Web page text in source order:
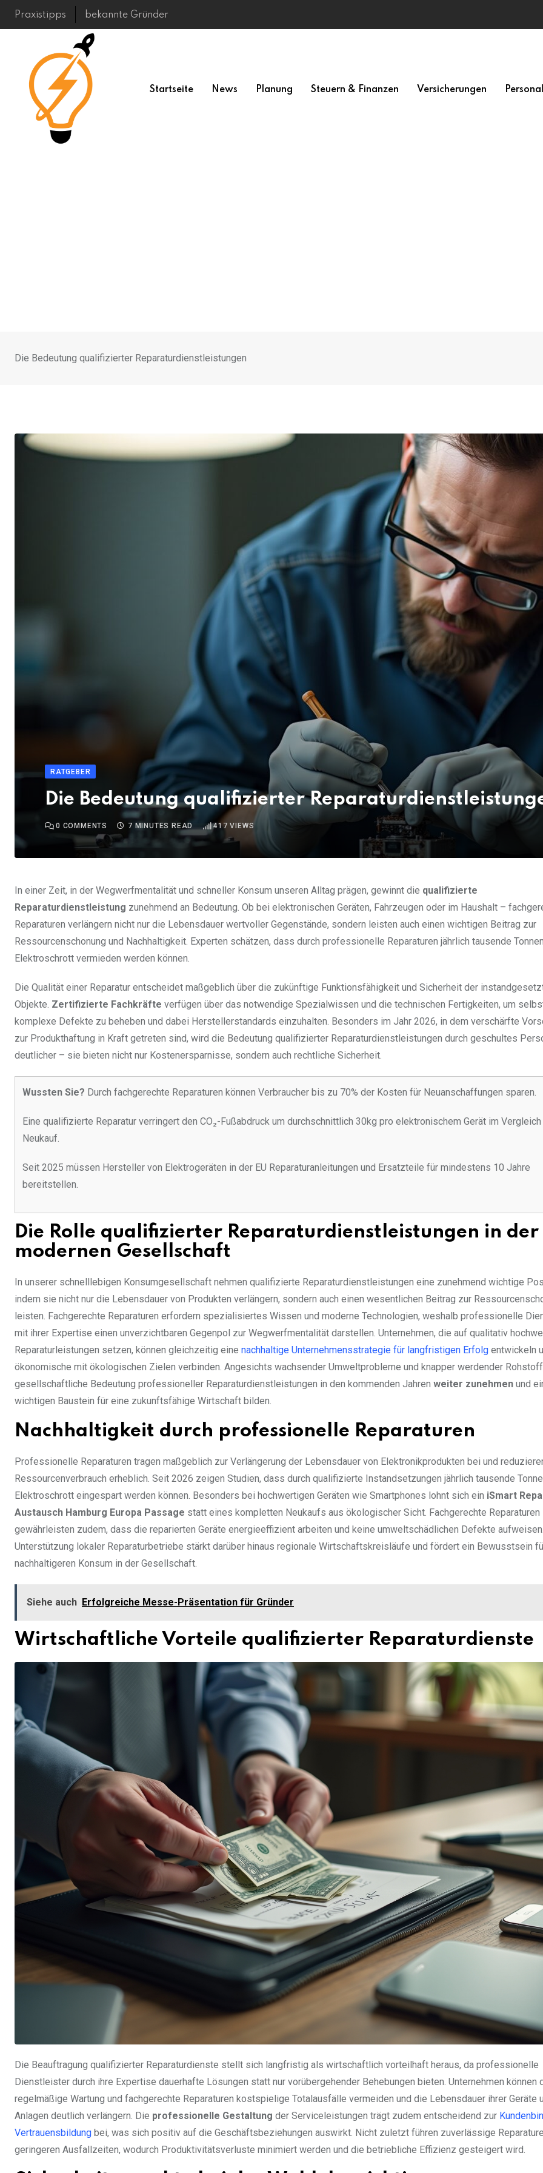
Skip
Praxistipps bekannte Gründer
Startseite News Planung Steuern & Finanzen Versicherungen Personal
Die Bedeutung qualifizierter Reparaturdienstleistungen
RATGEBER
Die Bedeutung qualifizierter
0 COMMENTS 7 MINUTES READ 417 VIEWS
In einer Zeit, in der Wegwerfmentalität und schneller Konsum unseren Alltag prägen, gewinnt die qualifizierte
Reparaturdienstleistung zunehmend an Bedeutung. Ob bei elektronischen Geräten, Fahrzeugen oder im Haushalt –
Reparaturen verlängern nicht nur die Lebensdauer wertvoller Gegenstände, sondern leisten auch einen wichtigen Beitrag zur
Ressourcenschonung und Nachhaltigkeit. Experten schätzen, dass durch professionelle Reparaturen jährlich tausende
Elektroschrott vermieden werden können.
Die Qualität einer Reparatur entscheidet maßgeblich über die zukünftige Funktionsfähigkeit und Sicherheit der
Objekte. Zertifizierte Fachkräfte verfügen über das notwendige Spezialwissen und die technischen Fertigkeiten, um
komplexe Defekte zu beheben und dabei Herstellerstandards einzuhalten. Besonders im Jahr 2026, in dem verschärfte
zur Produkthaftung in Kraft getreten sind, wird die Bedeutung qualifizierter Reparaturdienstleistungen durch geschultes
deutlicher – sie bieten nicht nur Kostenersparnisse, sondern auch rechtliche Sicherheit.
Wussten Sie? Durch fachgerechte Reparaturen können Verbraucher bis zu 70% der Kosten für Neuanschaffungen sparen.
Eine qualifizierte Reparatur verringert den CO₂-Fußabdruck um durchschnittlich 30kg pro elektronischem Gerät im
Neukauf.
Seit 2025 müssen Hersteller von Elektrogeräten in der EU Reparaturanleitungen und Ersatzteile für mindestens 10 Jahre
bereitstellen.
Die Rolle qualifizierter Reparaturdienstleistungen in der
modernen Gesellschaft
In unserer schnelllebigen Konsumgesellschaft nehmen qualifizierte Reparaturdienstleistungen eine zunehmend wichtige
indem sie nicht nur die Lebensdauer von Produkten verlängern, sondern auch einen wesentlichen Beitrag zur
leisten. Fachgerechte Reparaturen erfordern spezialisiertes Wissen und moderne Technologien, weshalb professionelle
mit ihrer Expertise einen unverzichtbaren Gegenpol zur Wegwerfmentalität darstellen. Unternehmen, die auf qualitativ
Reparaturleistungen setzen, können gleichzeitig eine nachhaltige Unternehmensstrategie für langfristigen Erfolg entwickeln
ökonomische mit ökologischen Zielen verbinden. Angesichts wachsender Umweltprobleme und knapper werdender
gesellschaftliche Bedeutung professioneller Reparaturdienstleistungen in den kommenden Jahren weiter zunehmen und
wichtigen Baustein für eine zukunftsfähige Wirtschaft bilden.
Nachhaltigkeit durch professionelle Reparaturen
Professionelle Reparaturen tragen maßgeblich zur Verlängerung der Lebensdauer von Elektronikprodukten bei und
Ressourcenverbrauch erheblich. Seit 2026 zeigen Studien, dass durch qualifizierte Instandsetzungen jährlich tausende
Elektroschrott eingespart werden können. Besonders bei hochwertigen Geräten wie Smartphones lohnt sich ein iSmart
Austausch Hamburg Europa Passage statt eines kompletten Neukaufs aus ökologischer Sicht. Fachgerechte Reparaturen
gewährleisten zudem, dass die reparierten Geräte energieeffizient arbeiten und keine umweltschädlichen Defekte
Unterstützung lokaler Reparaturbetriebe stärkt darüber hinaus regionale Wirtschaftskreisläufe und fördert ein Bewusstsein
nachhaltigeren Konsum in der Gesellschaft.
Siehe auch Erfolgreiche Messe-Präsentation für Gründer
Wirtschaftliche Vorteile qualifizierter Reparaturdienste
Die Beauftragung qualifizierter Reparaturdienste stellt sich langfristig als wirtschaftlich vorteilhaft heraus, da professionelle
Dienstleister durch ihre Expertise dauerhafte Lösungen statt nur vorübergehender Behebungen bieten. Unternehmen können
regelmäßige Wartung und fachgerechte Reparaturen kostspielige Totalausfälle vermeiden und die Lebensdauer ihrer Geräte
Anlagen deutlich verlängern. Die professionelle Gestaltung der Serviceleistungen trägt zudem entscheidend zur
Vertrauensbildung bei, was sich positiv auf die Geschäftsbeziehungen auswirkt. Nicht zuletzt führen zuverlässige
geringeren Ausfallzeiten, wodurch Produktivitätsverluste minimiert werden und die betriebliche Effizienz gesteigert wird.